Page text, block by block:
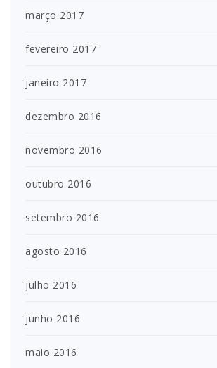
março 2017
fevereiro 2017
janeiro 2017
dezembro 2016
novembro 2016
outubro 2016
setembro 2016
agosto 2016
julho 2016
junho 2016
maio 2016